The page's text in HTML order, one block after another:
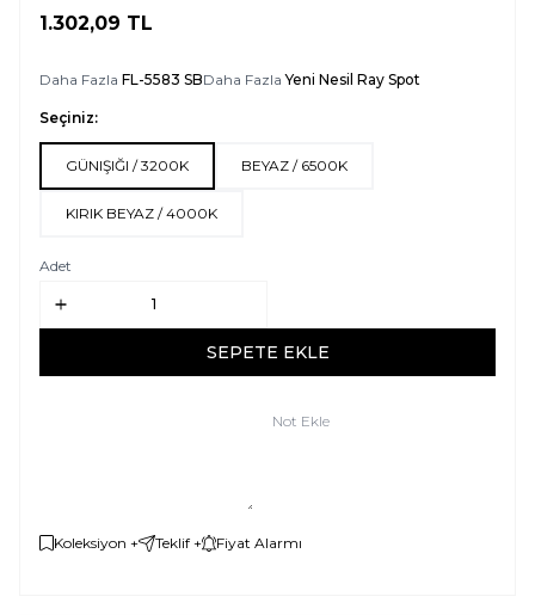
1.302,09 TL
Daha Fazla FL-5583 SBDaha FazlaYeni Nesil Ray Spot
Seçiniz:
GÜNIŞIĞI / 3200K BEYAZ / 6500K
KIRIK BEYAZ / 4000K
Adet
SEPETE EKLE
Not Ekle
Koleksiyon + Teklif + Fiyat Alarmı